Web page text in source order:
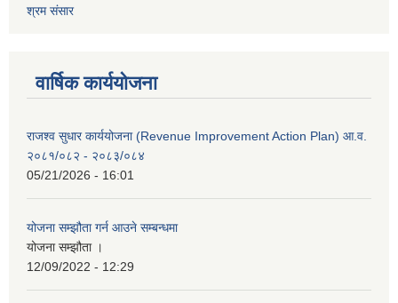
श्रम संसार
वार्षिक कार्ययोजना
राजश्व सुधार कार्ययोजना (Revenue Improvement Action Plan) आ.व.
२०८१/०८२ - २०८३/०८४
05/21/2026 - 16:01
योजना सम्झौता गर्न आउने सम्बन्धमा
योजना सम्झौता ।
12/09/2022 - 12:29